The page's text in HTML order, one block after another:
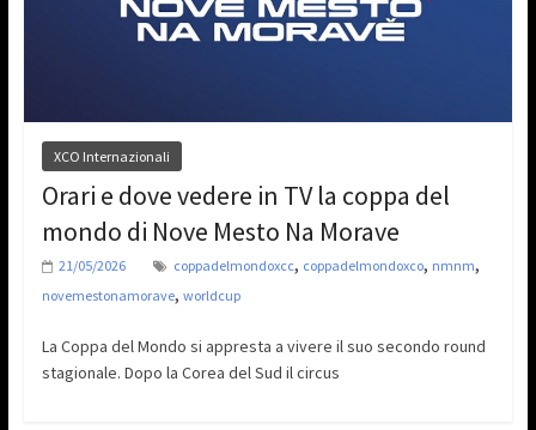
XCO Internazionali
Orari e dove vedere in TV la coppa del
mondo di Nove Mesto Na Morave
21/05/2026 coppadelmondoxcc, coppadelmondoxco, nmnm,
novemestonamorave, worldcup
La Coppa del Mondo si appresta a vivere il suo secondo round
stagionale. Dopo la Corea del Sud il circus